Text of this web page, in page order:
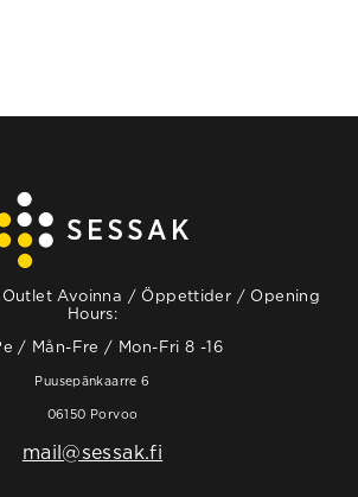
Outlet Avoinna / Öppettider / Opening
Hours:
/ Mån-Fre / Mon-Fri 8 -16
Puusepänkaarre 6
06150 Porvoo
mail@sessak.fi